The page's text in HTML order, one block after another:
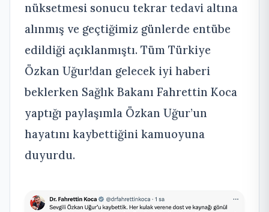
nüksetmesi sonucu tekrar tedavi altına
alınmış ve geçtiğimiz günlerde entübe
edildiği açıklanmıştı. Tüm Türkiye
Özkan Uğur!dan gelecek iyi haberi
beklerken Sağlık Bakanı Fahrettin Koca
yaptığı paylaşımla Özkan Uğur’un
hayatını kaybettiğini kamuoyuna
duyurdu.